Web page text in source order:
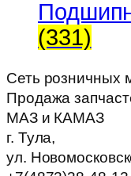
(331)
Сеть розничных
Продажа
МАЗ и КАМАЗ
г. Тула,
ул.